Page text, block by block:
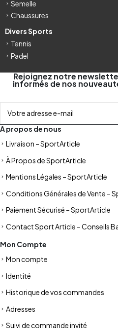
Semelle
Chaussures
Divers Sports
Tennis
Padel
Rejoignez notre
informés de nos
A propos de nous
Livraison – SportArticle
À Propos de SportArticle
Mentions Légales – SportArticle
Conditions Générales de Vente –
Paiement Sécurisé – SportArticle
Contact Sport Article – Conseils
Mon Compte
Mon compte
Identité
Historique de vos commandes
Adresses
Suivi de commande invité